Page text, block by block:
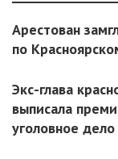
Арестован
по
Экс-глава
выписала
уголовное дело